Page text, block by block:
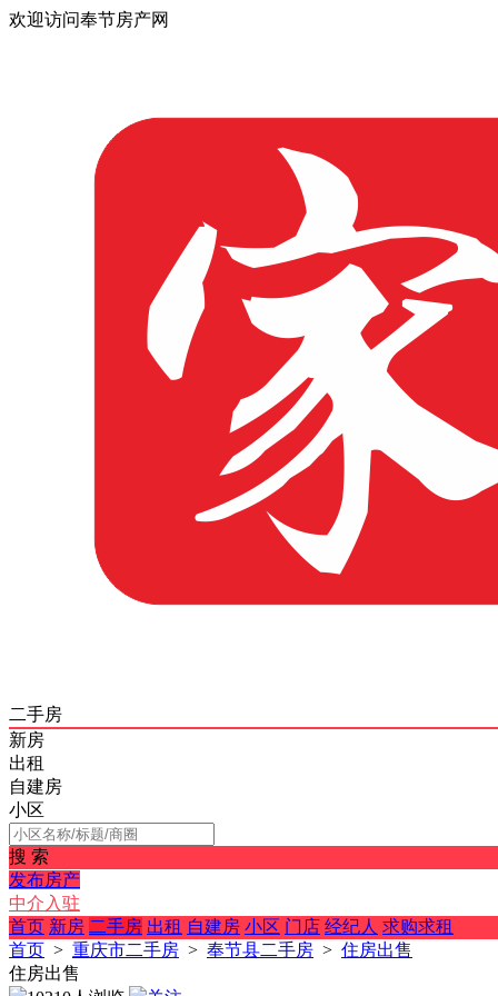
欢迎访问奉节房产网
二手房
新房
出租
自建房
小区
搜 索
发布房产
中介入驻
首页 新房 二手房 出租 自建房 小区 门店 经纪人 求购求租
首页 > 重庆市二手房 > 奉节县二手房 > 住房出售
住房出售